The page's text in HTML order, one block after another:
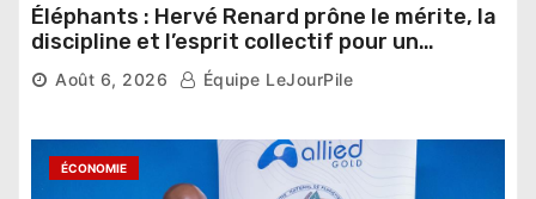
Éléphants : Hervé Renard prône le mérite, la
discipline et l’esprit collectif pour un
nouveau départ
Août 6, 2026 Équipe LeJourPile
ÉCONOMIE